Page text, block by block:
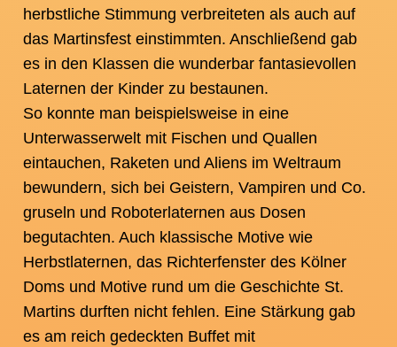
herbstliche Stimmung verbreiteten als auch auf
das Martinsfest einstimmten. Anschließend gab
es in den Klassen die wunderbar fantasievollen
Laternen der Kinder zu bestaunen.
So konnte man beispielsweise in eine
Unterwasserwelt mit Fischen und Quallen
eintauchen, Raketen und Aliens im Weltraum
bewundern, sich bei Geistern, Vampiren und Co.
gruseln und Roboterlaternen aus Dosen
begutachten. Auch klassische Motive wie
Herbstlaternen, das Richterfenster des Kölner
Doms und Motive rund um die Geschichte St.
Martins durften nicht fehlen. Eine Stärkung gab
es am reich gedeckten Buffet mit